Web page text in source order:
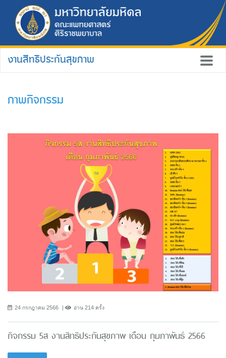
งานสิทธิประกันสุขภาพ
ภาพกิจกรรม
24 กรกฎาคม 2566 อ่าน 214 ครั้ง
กิจกรรม 5ส งานสิทธิประกันสุขภาพ เดือน กุมภาพันธ์ 2566